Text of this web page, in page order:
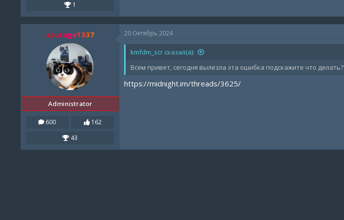
1
sausage1337
Administrator
600
162
43
20 Октябрь 2024
kmfdm_scr сказал(а):
Всем привет, сегодня вылезла эта ошибка подскажите что делать?
https://midnight.im/threads/3625/